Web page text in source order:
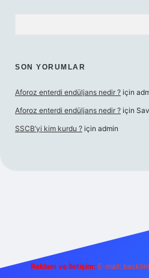
SON YORUMLAR
Aforoz enterdi endüljans nedir ? için
Aforoz enterdi endüljans nedir ? için
SSCB’yi kim kurdu ? için admin
Reklam ve İletişim: E-mail: